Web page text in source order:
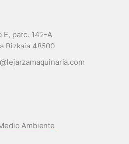
E, parc. 142-A
Bizkaia 48500
Ambiente